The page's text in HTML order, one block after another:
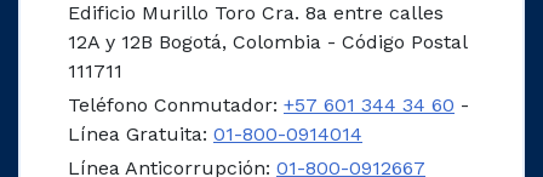
Edificio Murillo Toro Cra. 8a entre calles
12A y 12B Bogotá, Colombia - Código Postal
111711
Teléfono Conmutador: +57 601 344 34 60 -
Línea Gratuita: 01-800-0914014
Línea Anticorrupción: 01-800-0912667